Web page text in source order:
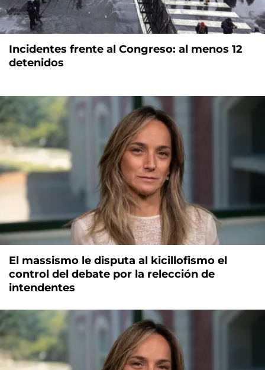
Incidentes frente al Congreso: al menos 12
detenidos
El massismo le disputa al kicillofismo el
control del debate por la relección de
intendentes